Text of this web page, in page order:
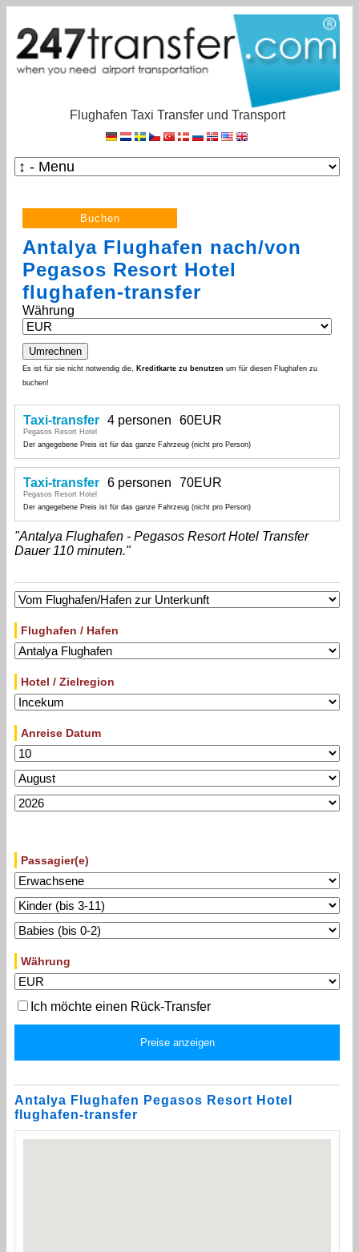
Flughafen Taxi Transfer und Transport
Antalya Flughafen nach/von
Pegasos Resort Hotel
flughafen-transfer
Währung
Es ist für sie nicht notwendig die, Kreditkarte zu benutzen um für diesen Flughafen zu
buchen!
Taxi-transfer
Pegasos Resort Hotel
4 personen 60EUR
Der angegebene Preis ist für das ganze Fahrzeug (nicht pro Person)
Taxi-transfer
Pegasos Resort Hotel
6 personen 70EUR
Der angegebene Preis ist für das ganze Fahrzeug (nicht pro Person)
"Antalya Flughafen - Pegasos Resort Hotel Transfer
Dauer 110 minuten."
Flughafen / Hafen
Hotel / Zielregion
Anreise Datum
Passagier(e)
Währung
Ich möchte einen Rück-Transfer
Antalya Flughafen Pegasos Resort Hotel
flughafen-transfer